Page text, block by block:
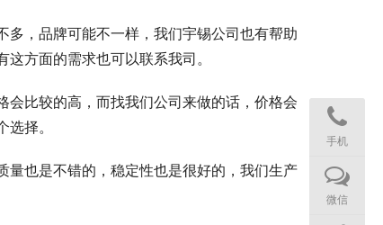
，品牌可能不一样，我们宇锡公司也有帮助
方面的需求也可以联系我司。
比较的高，而找我们公司来做的话，价格会
择。
量也是不错的，稳定性也是很好的，我们生产
手机
微信